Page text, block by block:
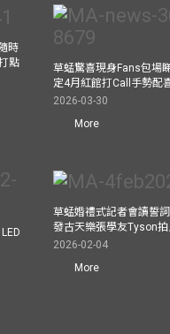
時
點
草蜢驚喜現身Fans包場
定4月紅館打Call手勢配
2026-03-30
More
草蜢婚禮式記者會讀誓
發古天樂張學友Tyson
2026-02-04
More